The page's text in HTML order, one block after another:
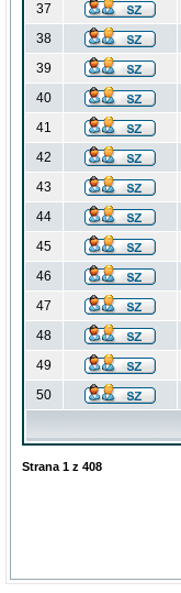
37
38
39
40
41
42
43
44
45
46
47
48
49
50
Strana 1 z 408